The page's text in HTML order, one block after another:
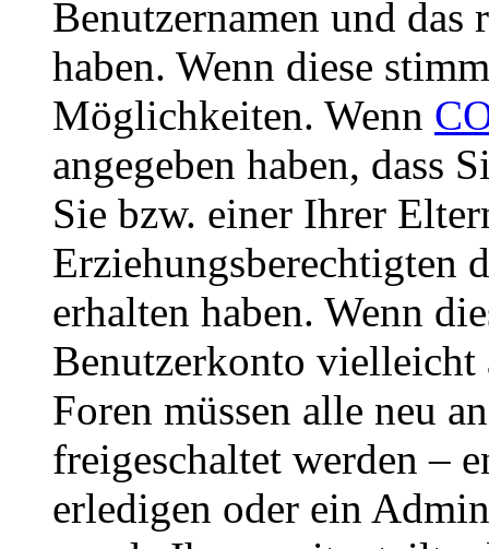
Benutzernamen und das
haben. Wenn diese
Möglichkeiten. Wenn
angegeben haben, dass
Sie bzw. einer Ihrer
Erziehungsberechtigten
erhalten haben. Wenn
Benutzerkonto
Foren müssen alle neu
freigeschaltet werden –
erledigen oder ein